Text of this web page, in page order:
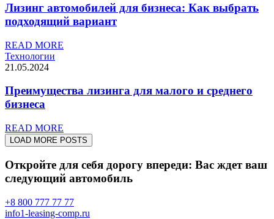
Лизинг автомобилей для бизнеса: Как выбрать
подходящий вариант
READ MORE
Технологии
21.05.2024
Преимущества лизинга для малого и среднего
бизнеса
READ MORE
LOAD MORE POSTS
Откройте для себя дорогу впереди: Вас ждет ваш
следующий автомобиль
+8 800 777 77 77
info1-leasing-comp.ru